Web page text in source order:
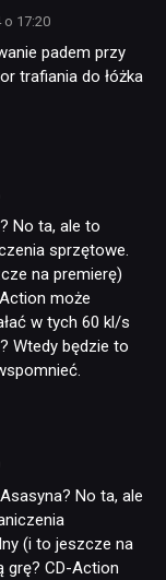
o 17:20
padem przy
trafiania do łóżka
No ta, ale to
sprzętowe.
na premierę)
może
w tych 60 kl/s
Wtedy będzie to
No ta, ale
(i to jeszcze na
grę? CD-Action